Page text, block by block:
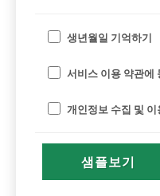
생년월일 기억하기
서비스 이용 약관에
개인정보 수집 및
샘플보기